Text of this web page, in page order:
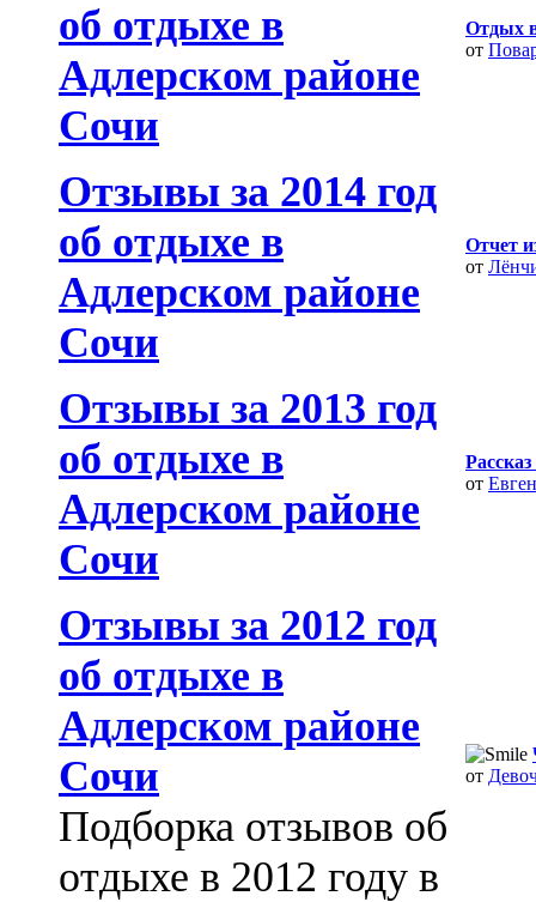
об отдыхе в
Адлерском районе
Сочи
Отдых
от
Отзывы за 2014 год
об отдыхе в
Адлерском районе
Сочи
Отчет
от
Отзывы за 2013 год
об отдыхе в
Адлерском районе
Сочи
от
Отзывы за 2012 год
об отдыхе в
Адлерском районе
Сочи
Подборка отзывов об
отдыхе в 2012 году в
от